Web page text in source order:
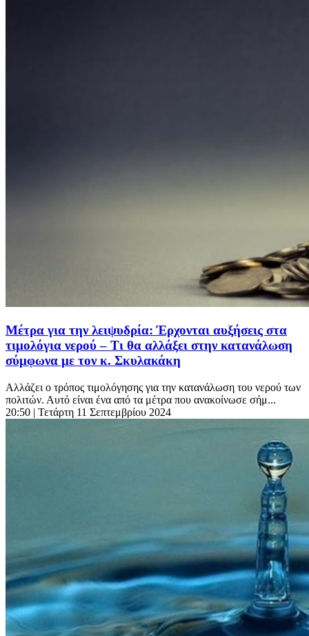
Μέτρα για την λειψυδρία: Έρχονται αυξήσεις στα
τιμολόγια νερού – Τι θα αλλάξει στην κατανάλωση
σύμφωνα με τον κ. Σκυλακάκη
Αλλάζει ο τρόπος τιμολόγησης για την κατανάλωση του νερού των
πολιτών. Αυτό είναι ένα από τα μέτρα που ανακοίνωσε σήμ...
20:50 | Τετάρτη 11 Σεπτεμβρίου 2024